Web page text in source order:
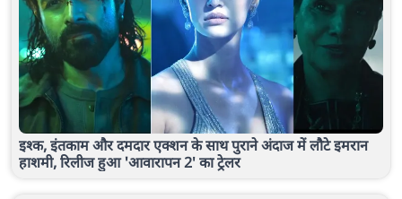
इश्क, इंतकाम और दमदार एक्शन के साथ पुराने अंदाज में लौटे इमरान
हाशमी, रिलीज हुआ 'आवारापन 2' का ट्रेलर